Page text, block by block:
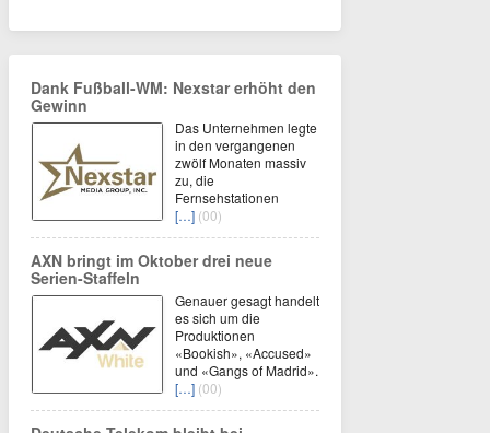
Dank Fußball-WM: Nexstar erhöht den
Gewinn
Das Unternehmen legte
in den vergangenen
zwölf Monaten massiv
zu, die
Fernsehstationen
[…] (00)
AXN bringt im Oktober drei neue
Serien-Staffeln
Genauer gesagt handelt
es sich um die
Produktionen
«Bookish», «Accused»
und «Gangs of Madrid».
[…] (00)